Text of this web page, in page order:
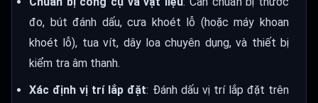
đo, bút đánh dấu, cưa khoét lỗ (hoặc máy khoan
khoét lỗ), tua vít, dây loa chuyên dụng, và thiết bị
kiểm tra âm thanh.
Xác định vị trí lắp đặt: Đánh dấu vị trí lắp đặt trên